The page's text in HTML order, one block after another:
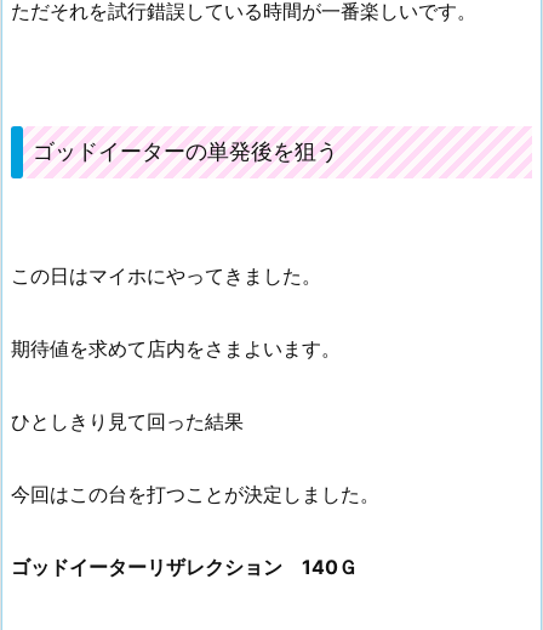
ただそれを試行錯誤している時間が一番楽しいです。
ゴッドイーターの単発後を狙う
この日はマイホにやってきました。
期待値を求めて店内をさまよいます。
ひとしきり見て回った結果
今回はこの台を打つことが決定しました。
ゴッドイーターリザレクション 140Ｇ